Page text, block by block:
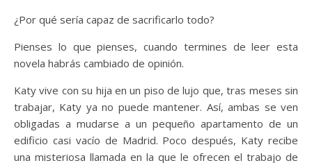
¿Por qué sería capaz de sacrificarlo todo?
Pienses lo que pienses, cuando termines de leer esta
novela habrás cambiado de opinión.
Katy vive con su hija en un piso de lujo que, tras meses sin
trabajar, Katy ya no puede mantener. Así, ambas se ven
obligadas a mudarse a un pequeño apartamento de un
edificio casi vacío de Madrid. Poco después, Katy recibe
una misteriosa llamada en la que le ofrecen el trabajo de